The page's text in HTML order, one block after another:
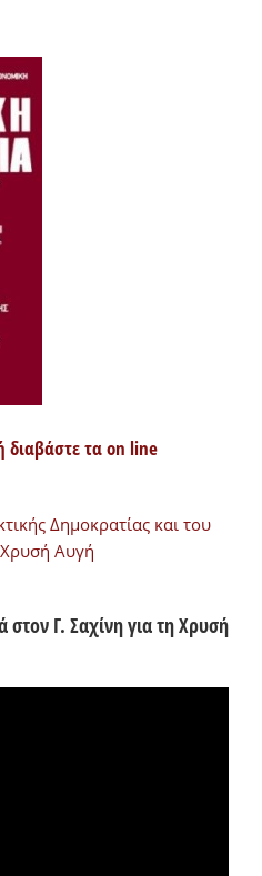
διαβάστε τα on line
Δημοκρατίας και του
Αυγή
Γ. Σαχίνη για τη Χρυσή